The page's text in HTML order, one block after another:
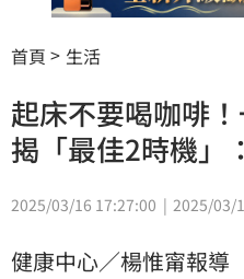
首頁 生活
起床不要喝咖啡
揭「最佳2時機」
2025/03/16 17:27:00 2025/03/
健康中心／楊惟甯報導